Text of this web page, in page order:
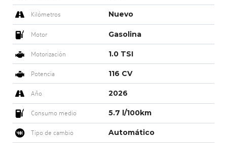
Kilómetros Nuevo
Motor Gasolina
Motorización 1.0 TSI
Potencia 116 CV
Año 2026
Consumo medio 5.7 l/100km
Tipo de cambio Automático